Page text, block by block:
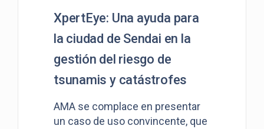
XpertEye: Una ayuda para
la ciudad de Sendai en la
gestión del riesgo de
tsunamis y catástrofes
AMA se complace en presentar
un caso de uso convincente, que